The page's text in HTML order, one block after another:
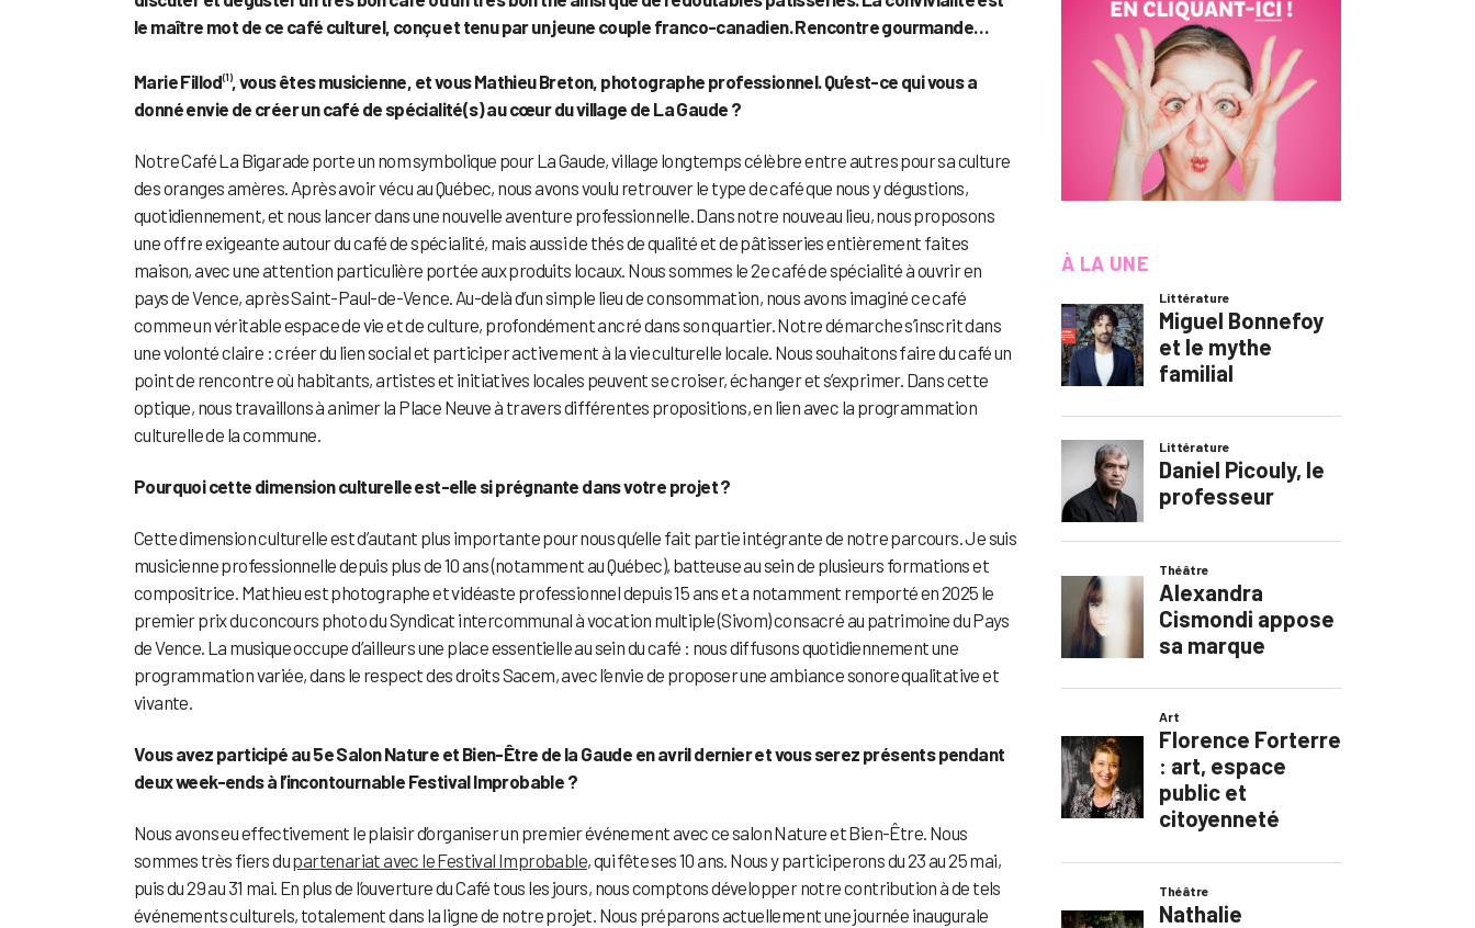
le maître mot de ce café culturel, conçu et tenu par un jeune couple franco-canadien. Rencontre gourmande…
Marie Fillod(1), vous êtes musicienne, et vous Mathieu Breton, photographe professionnel. Qu’est-ce qui vous a
donné envie de créer un café de spécialité(s) au cœur du village de La Gaude ?
Notre Café La Bigarade porte un nom symbolique pour La Gaude, village longtemps célèbre entre autres pour sa culture
des oranges amères. Après avoir vécu au Québec, nous avons voulu retrouver le type de café que nous y dégustions,
quotidiennement, et nous lancer dans une nouvelle aventure professionnelle. Dans notre nouveau lieu, nous proposons
une offre exigeante autour du café de spécialité, mais aussi de thés de qualité et de pâtisseries entièrement faites
maison, avec une attention particulière portée aux produits locaux. Nous sommes le 2e café de spécialité à ouvrir en
pays de Vence, après Saint-Paul-de-Vence. Au-delà d’un simple lieu de consommation, nous avons imaginé ce café
comme un véritable espace de vie et de culture, profondément ancré dans son quartier. Notre démarche s’inscrit dans
une volonté claire : créer du lien social et participer activement à la vie culturelle locale. Nous souhaitons faire du café un
point de rencontre où habitants, artistes et initiatives locales peuvent se croiser, échanger et s’exprimer. Dans cette
optique, nous travaillons à animer la Place Neuve à travers différentes propositions, en lien avec la programmation
culturelle de la commune.
Pourquoi cette dimension culturelle est-elle si prégnante dans votre projet ?
Cette dimension culturelle est d’autant plus importante pour nous qu’elle fait partie intégrante de notre parcours. Je suis
musicienne professionnelle depuis plus de 10 ans (notamment au Québec), batteuse au sein de plusieurs formations et
compositrice. Mathieu est photographe et vidéaste professionnel depuis 15 ans et a notamment remporté en 2025 le
premier prix du concours photo du Syndicat intercommunal à vocation multiple (Sivom) consacré au patrimoine du Pays
de Vence. La musique occupe d’ailleurs une place essentielle au sein du café : nous diffusons quotidiennement une
programmation variée, dans le respect des droits Sacem, avec l’envie de proposer une ambiance sonore qualitative et
vivante.
Vous avez participé au 5e Salon Nature et Bien-Être de la Gaude en avril dernier et vous serez présents pendant
deux week-ends à l’incontournable Festival Improbable ?
Nous avons eu effectivement le plaisir d’organiser un premier événement avec ce salon Nature et Bien-Être. Nous
sommes très fiers dupartenariat avec le Festival Improbable, qui fête ses 10 ans. Nous y participerons du 23 au 25 mai,
puis du 29 au 31 mai. En plus de l’ouverture du Café tous les jours, nous comptons développer notre contribution à de tels
événements culturels, totalement dans la ligne de notre projet. Nous préparons actuellement une journée inaugurale
À LA UNE